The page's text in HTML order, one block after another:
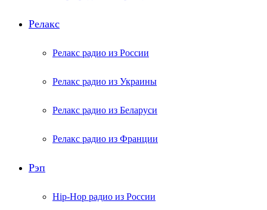
Релакс
Релакс радио из России
Релакс радио из Украины
Релакс радио из Беларуси
Релакс радио из Франции
Рэп
Hip-Hop радио из России